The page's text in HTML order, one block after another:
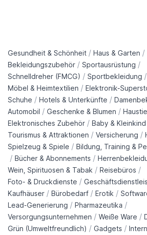
Gesundheit & Schönheit / Haus & Garten /
Bekleidungszubehör / Sportausrüstung /
Schnelldreher (FMCG) / Sportbekleidung /
Möbel & Heimtextilien / Elektronik-
Schuhe / Hotels & Unterkünfte /
Automobil / Geschenke & Blumen /
Elektronisches Zubehör / Baby & Kleinkind
Tourismus & Attraktionen / Versicherung /
Spielzeug & Spiele / Bildung, Training &
/ Bücher & Abonnements /
Wein, Spirituosen & Tabak / Reisebüros /
Foto- & Druckdienste /
Kaufhäuser / Bürobedarf / Erotik /
Lead-Generierung / Pharmazeutika /
Versorgungsunternehmen / Weiße Ware /
Grün (Umweltfreundlich) / Gadgets /